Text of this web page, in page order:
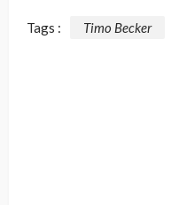
Tags : Timo Becker